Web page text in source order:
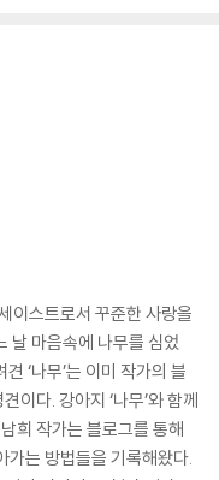
이스트로서 꾸준한 사랑을
날 마음속에 나무를 심었
‘나무’는 이미 작가의 블
이다. 강아지 ‘나무’와 함께
희 작가는 블로그를 통해
는 방법들을 기록해왔다.